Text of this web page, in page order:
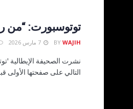
توتوسبورت: “من
BY WAJIH
نشرت الصحيفة الإيطالية
التالي على صفحتها الأولى